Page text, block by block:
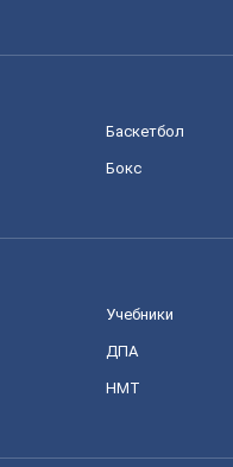
Баскетбол
Бокс
Учебники
ДПА
НМТ